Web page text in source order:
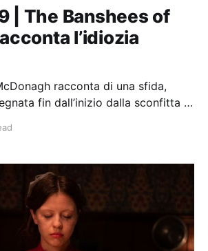
| The Banshees of
l’idiozia
racconta di una sfida,
fin dall’inizio dalla sconfitta di